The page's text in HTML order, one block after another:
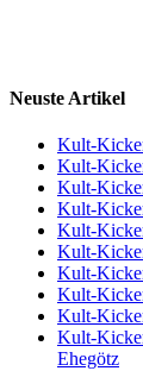
Neuste Artikel
Kult-
Kult-
Kult-
Kult-
Kult-
Kult-
Kult-
Kult-
Kult-
Kult-
Ehegötz